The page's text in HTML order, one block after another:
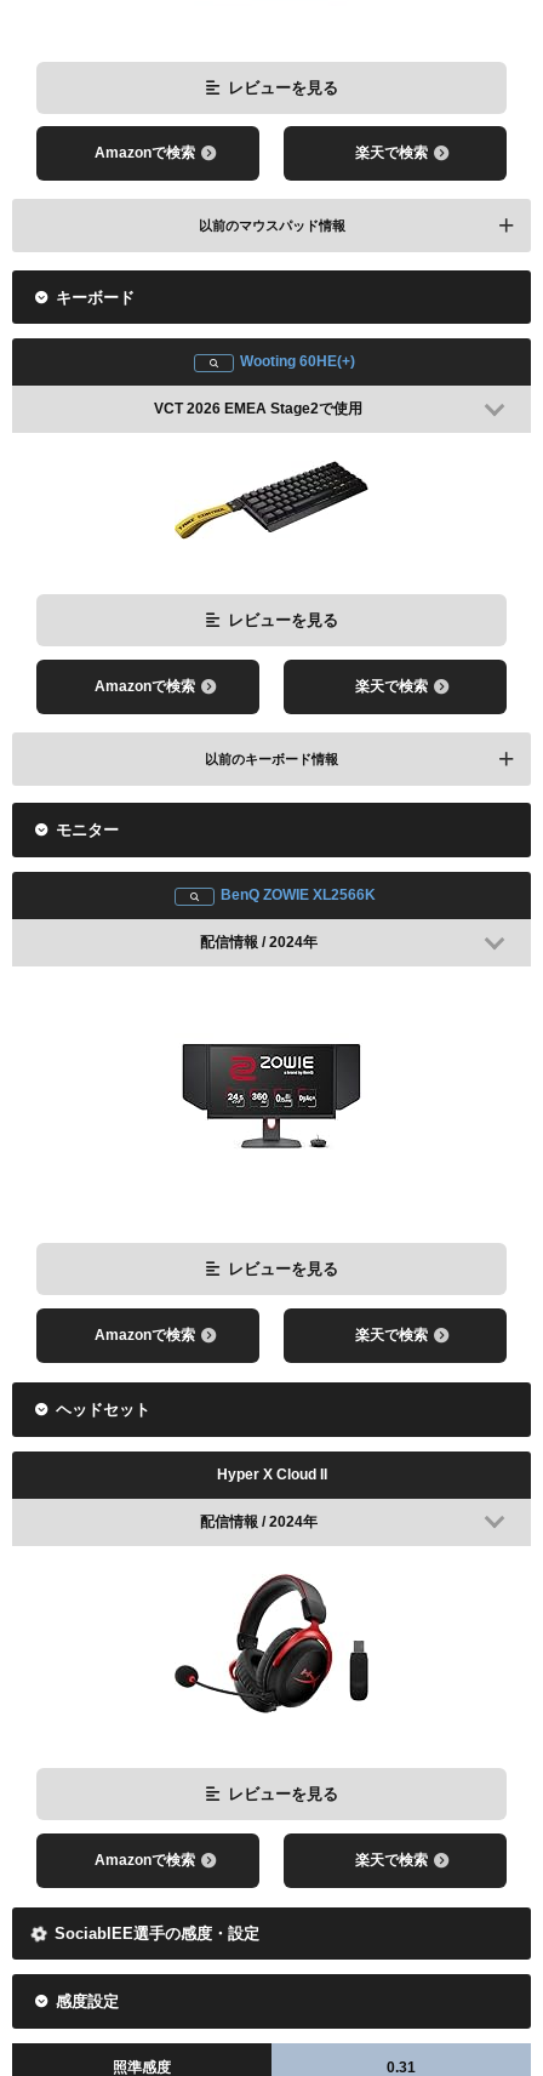
Esports World Cup 2025 Group Stageで使用(配信情報ではEC2)
レビューを見る
VCT 2025 EMEA Kickoffで使用(WHITE)
配信情報 / 2024年
レビューを見る
Amazonで検索 楽天で検索
以前のマウスパッド情報
配信情報 / 2024年(SOFT/L)
キーボード
Wooting 60HE(+)
VCT 2026 EMEA Stage2で使用
レビューを見る
Amazonで検索 楽天で検索
以前のキーボード情報
VCT 2026 EMEA Kickoffで使用(WHITE)
モニター
BenQ ZOWIE XL2566K
配信情報 / 2024年
レビューを見る
Amazonで検索 楽天で検索
ヘッドセット
Hyper X Cloud II
配信情報 / 2024年
レビューを見る
Amazonで検索 楽天で検索
SociablEE選手の感度・設定
感度設定
照準感度 0.31